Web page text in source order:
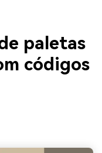
paletas
códigos